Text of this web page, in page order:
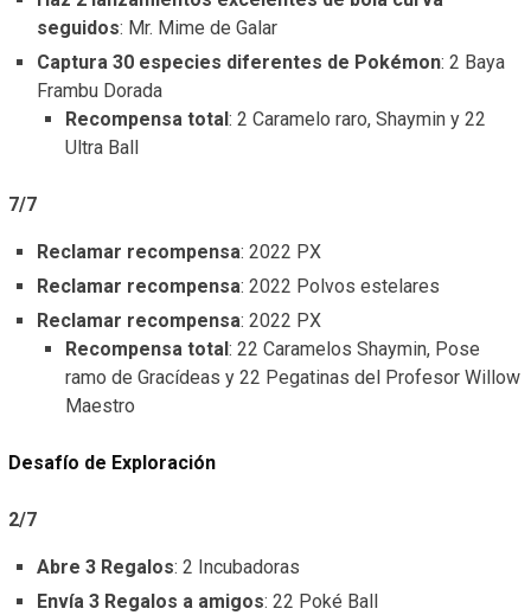
seguidos: Mr. Mime de Galar
Captura 30 especies diferentes de Pokémon: 2 Baya
Frambu Dorada
Recompensa total: 2 Caramelo raro, Shaymin y 22
Ultra Ball
7/7
Reclamar recompensa: 2022 PX
Reclamar recompensa: 2022 Polvos estelares
Reclamar recompensa: 2022 PX
Recompensa total: 22 Caramelos Shaymin, Pose
ramo de Gracídeas y 22 Pegatinas del Profesor Willow
Maestro
Desafío de Exploración
2/7
Abre 3 Regalos: 2 Incubadoras
Envía 3 Regalos a amigos: 22 Poké Ball